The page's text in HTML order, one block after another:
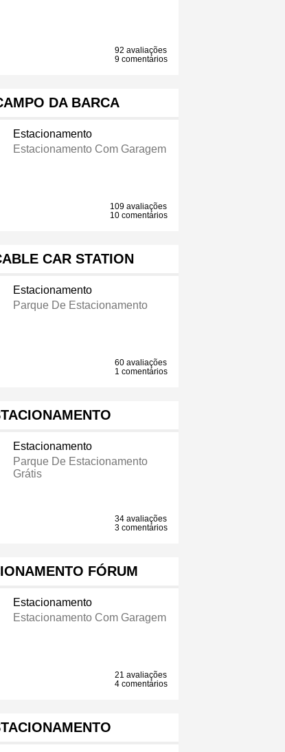
92 avaliações
9 comentários
DA BARCA
Estacionamento
Estacionamento Com Garagem
109 avaliações
10 comentários
CAR STATION
Estacionamento
Parque De Estacionamento
60 avaliações
1 comentários
Estacionamento
Parque De Estacionamento
Grátis
34 avaliações
3 comentários
FÓRUM
Estacionamento
Estacionamento Com Garagem
21 avaliações
4 comentários